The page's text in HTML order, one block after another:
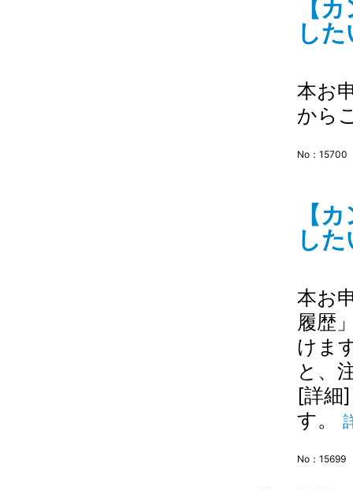
【
し
本お
から
No：15700
【
し
本お
履歴
けま
と、
[詳細
す。
No：15699